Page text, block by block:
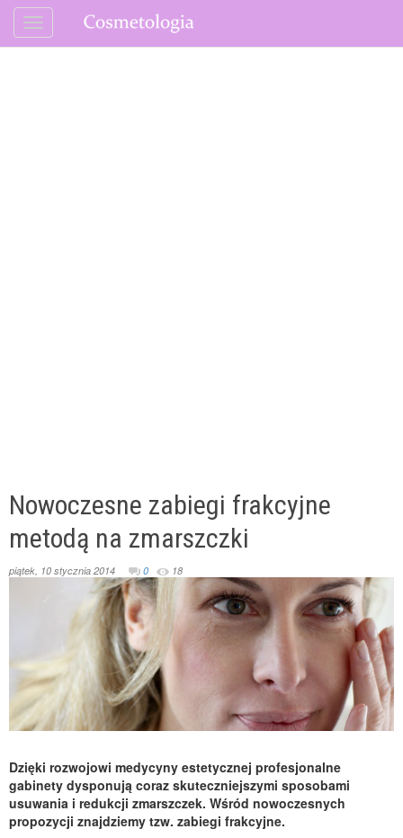
Nowoczesne zabiegi frakcyjne
metodą na zmarszczki
piątek, 10 stycznia 2014 0 18
Dzięki rozwojowi medycyny estetycznej profesjonalne
gabinety dysponują coraz skuteczniejszymi sposobami
usuwania i redukcji zmarszczek. Wśród nowoczesnych
propozycji znajdziemy tzw. zabiegi frakcyjne.